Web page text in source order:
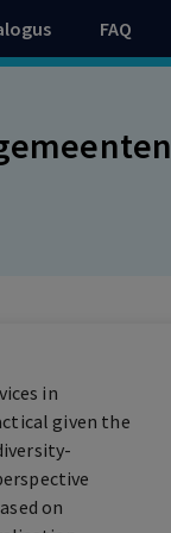
FAQ
in
given the
on